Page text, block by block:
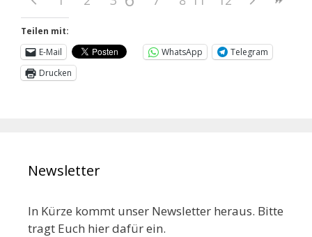
Teilen mit:
E-Mail
WhatsApp
Telegram
Drucken
Newsletter
In Kürze kommt unser Newsletter heraus. Bitte
tragt Euch hier dafür ein.